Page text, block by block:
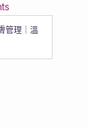
管理｜溫